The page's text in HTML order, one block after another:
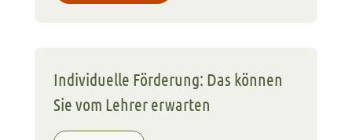
Individuelle Förderung: Das können
Sie vom Lehrer erwarten